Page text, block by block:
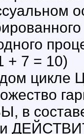
+ 7 = 10)
цикле
в